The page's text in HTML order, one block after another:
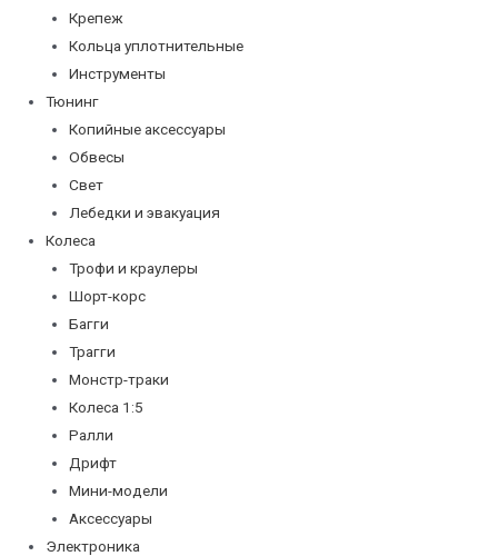
Крепеж
Кольца уплотнительные
Инструменты
Тюнинг
Копийные аксессуары
Обвесы
Свет
Лебедки и эвакуация
Колеса
Трофи и краулеры
Шорт-корс
Багги
Трагги
Монстр-траки
Колеса 1:5
Ралли
Дрифт
Мини-модели
Аксессуары
Электроника